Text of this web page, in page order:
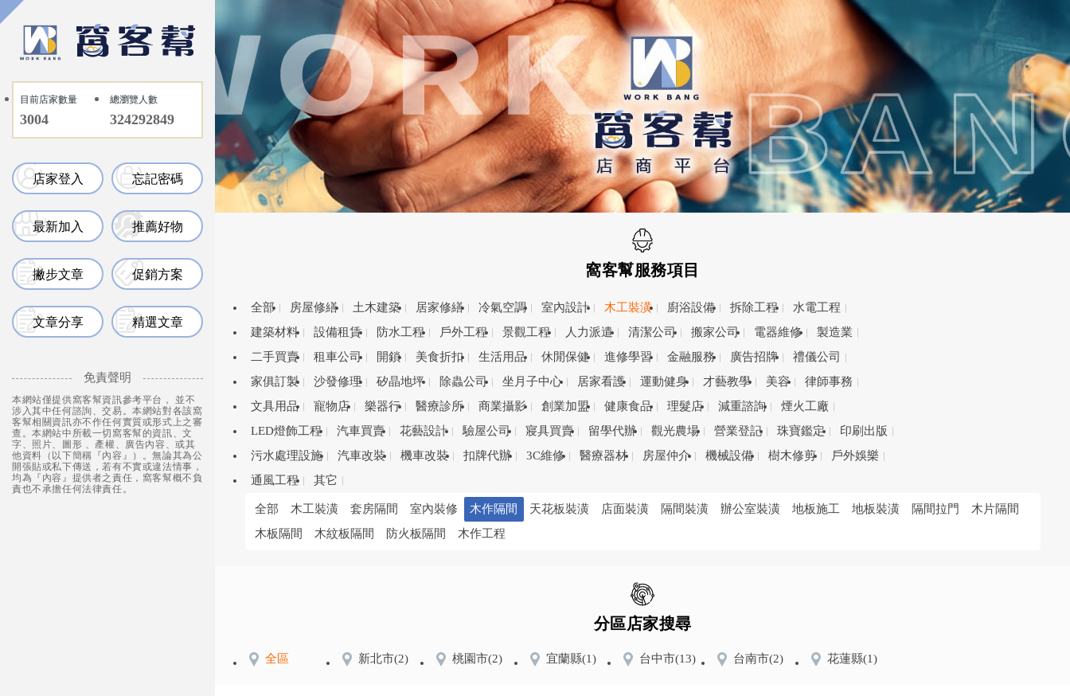
目前店家數量
3004
總瀏覽人數
324292849
店家登入 忘記密碼
最新加入 推薦好物
撇步文章 促銷方案
文章分享 精選文章
免責聲明
本網站僅提供窩客幫資訊參考平台， 並不
涉入其中任何諮詢、交易。本網站對各該窩
客幫相關資訊亦不作任何實質或形式上之審
查。本網站中所載一切窩客幫的資訊、文
字、照片、圖形 、產權、廣告內容、或其
他資料（以下簡稱『內容』）。無論其為公
開張貼或私下傳送，若有不實或違法情事，
均為『內容』提供者之責任，窩客幫概不負
責也不承擔任何法律責任。
窩客幫服務項目
全部 房屋修繕 土木建築 居家修繕 冷氣空調 室內設計 木工裝潢 廚浴設備 拆除工程
水電工程
建築材料
設備租賃 防水工程 戶外工程 景觀工程 人力派遣 清潔公司 搬家公司 電器維修
製造業
二手買賣
租車公司 開鎖 美食折扣 生活用品 休閒保健 進修學習 金融服務 廣告招牌
禮儀公司
家俱訂製
沙發修理 矽晶地坪 除蟲公司 坐月子中心 居家看護 運動健身 才藝教學 美容
律師事務
文具用品
寵物店 樂器行 醫療診所 商業攝影 創業加盟 健康食品 理髮店 減重諮詢
煙火工廠
LED燈飾工程
汽車買賣 花藝設計 驗屋公司 寢具買賣 留學代辦 觀光農場 營業登記 珠寶鑑定
印刷出版
污水處理設施
汽車改裝 機車改裝 扣牌代辦 3C維修 醫療器材 房屋仲介 機械設備 樹木修剪
戶外娛樂
通風工程
其它
全部 木工裝潢 套房隔間 室內裝修 木作隔間 天花板裝潢 店面裝潢 隔間裝潢 辦公室裝潢 地板施工 地板裝潢 隔間拉門
木片隔間
木板隔間
木紋板隔間 防火板隔間 木作工程
分區店家搜尋
全區 新北市(2) 桃園市(2) 宜蘭縣(1) 台中市(13) 台南市(2) 花蓮縣(1)